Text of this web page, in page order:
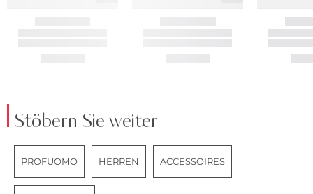
Stöbern Sie weiter
PROFUOMO HERREN ACCESSOIRES